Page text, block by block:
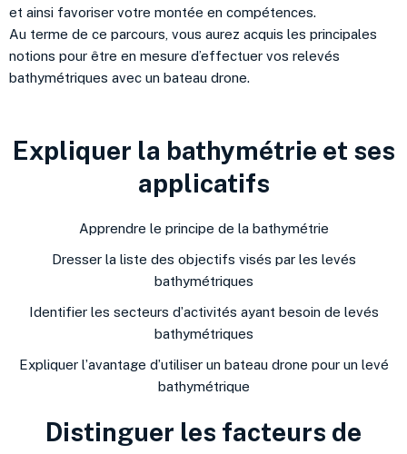
et ainsi favoriser votre montée en compétences.
Au terme de ce parcours, vous aurez acquis les principales
notions pour être en mesure d’effectuer vos relevés
bathymétriques avec un bateau drone.
Expliquer la bathymétrie et ses
applicatifs
Apprendre le principe de la bathymétrie
Dresser la liste des objectifs visés par les levés
bathymétriques
Identifier les secteurs dʼactivités ayant besoin de levés
bathymétriques
Expliquer lʼavantage dʼutiliser un bateau drone pour un levé
bathymétrique
Distinguer les facteurs de